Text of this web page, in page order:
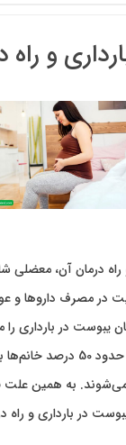
و راه‌
درمان آن، معضلی
در مصرف داروها و
یبوست در بارداری
لازم است بدانید که حدود
می‌شوند. به همین علت
در بارداری و راه‌